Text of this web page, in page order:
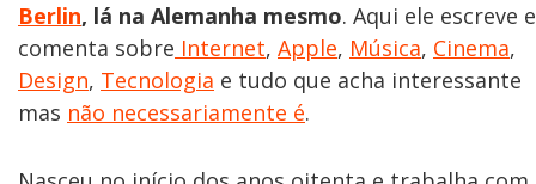
Berlin, lá na Alemanha mesmo. Aqui ele escreve e
comenta sobre Internet, Apple, Música, Cinema,
Design, Tecnologia e tudo que acha interessante
mas não necessariamente é.